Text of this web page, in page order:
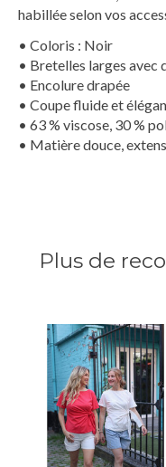
habillée selon vos
• Coloris : Noir
• Bretelles larges avec
• Encolure drapée
• Coupe fluide et
• 63 % viscose, 30 %
• Matière douce,
Plus de
Articles du carrousel de